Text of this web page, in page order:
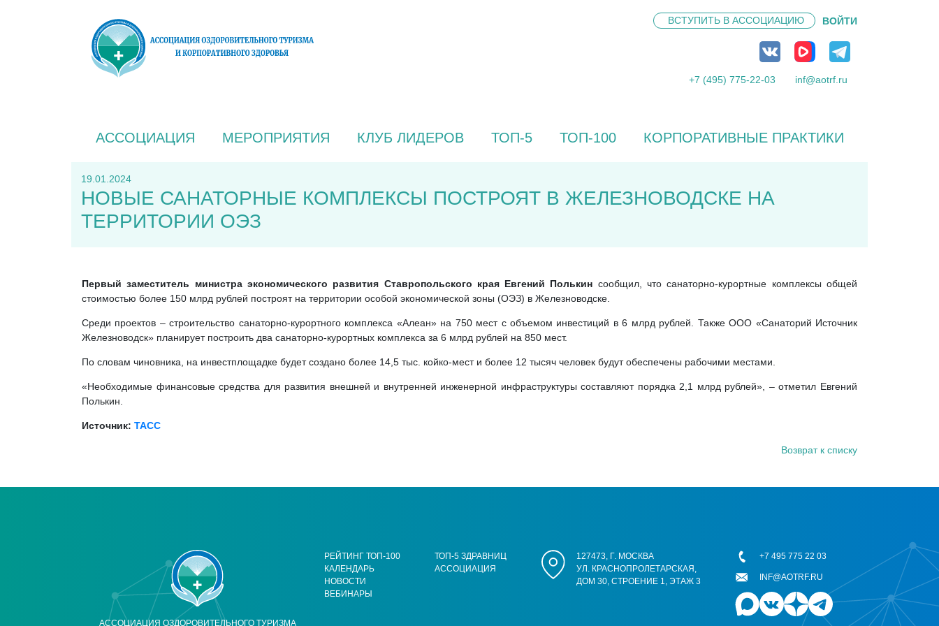
ВСТУПИТЬ В АССОЦИАЦИЮ ВОЙТИ
+7 (495) 775-22-03 inf@aotrf.ru
АССОЦИАЦИЯ МЕРОПРИЯТИЯ КЛУБ ЛИДЕРОВ ТОП-5 ТОП-100 КОРПОРАТИВНЫЕ ПРАКТИКИ
19.01.2024
НОВЫЕ САНАТОРНЫЕ КОМПЛЕКСЫ ПОСТРОЯТ В ЖЕЛЕЗНОВОДСКЕ НА
ТЕРРИТОРИИ ОЭЗ
Первый заместитель министра экономического развития Ставропольского края Евгений Полькин сообщил, что санаторно-курортные комплексы общей
стоимостью более 150 млрд рублей построят на территории особой экономической зоны (ОЭЗ) в Железноводске.
Среди проектов – строительство санаторно-курортного комплекса «Алеан» на 750 мест с объемом инвестиций в 6 млрд рублей. Также ООО «Санаторий Источник
Железноводск» планирует построить два санаторно-курортных комплекса за 6 млрд рублей на 850 мест.
По словам чиновника, на инвестплощадке будет создано более 14,5 тыс. койко-мест и более 12 тысяч человек будут обеспечены рабочими местами.
«Необходимые финансовые средства для развития внешней и внутренней инженерной инфраструктуры составляют порядка 2,1 млрд рублей», – отметил Евгений
Полькин.
Источник: ТАСС
Возврат к списку
АССОЦИАЦИЯ ОЗДОРОВИТЕЛЬНОГО ТУРИЗМА
РЕЙТИНГ ТОП-100
КАЛЕНДАРЬ
НОВОСТИ
ВЕБИНАРЫ
ТОП-5 ЗДРАВНИЦ
АССОЦИАЦИЯ
127473, Г. МОСКВА
УЛ. КРАСНОПРОЛЕТАРСКАЯ,
ДОМ 30, СТРОЕНИЕ 1, ЭТАЖ 3
+7 495 775 22 03
INF@AOTRF.RU